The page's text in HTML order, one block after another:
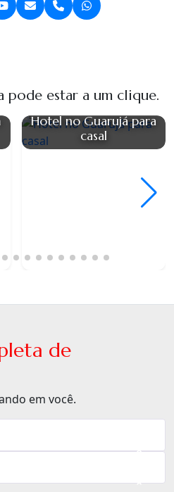
pode estar a um clique.
Hotel no Guarujá para
casal
de
em você.
×
×